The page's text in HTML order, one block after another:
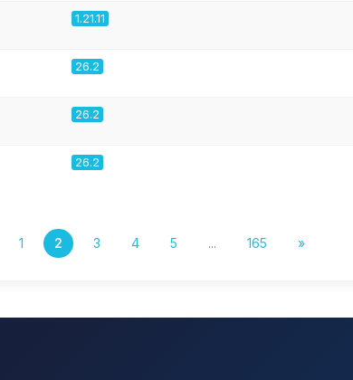
1.21.11
26.2
26.2
26.2
1 2 3 4 5 ... 165 »